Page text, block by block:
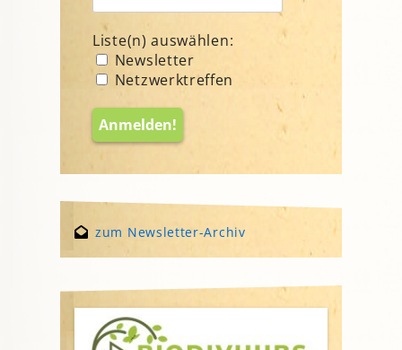
Liste(n) auswählen:
Newsletter
Netzwerktreffen
zum Newsletter-Archiv